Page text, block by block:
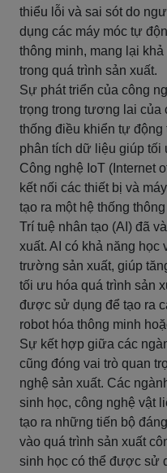
thiểu lỗi và sai sót do
dụng các máy móc tự
thông minh, mang lại
trong quá trình sản xuất.
Sự phát triển của công
trọng trong tương lai của
thống điều khiển tự động
phân tích dữ liệu giúp tối
Công nghệ IoT (Internet
kết nối các thiết bị và
tạo ra một hệ thống
Trí tuệ nhân tạo (AI) đã
xuất. AI có khả năng
trường sản xuất, giúp
tối ưu hóa quá trình sản
được sử dụng để tạo ra
robot hóa thông minh
Sự kết hợp giữa các
cũng đóng vai trò quan
nghệ sản xuất. Các
sinh học, công nghệ vật
tạo ra những tiến bộ
vào quá trình sản xuất
sinh học có thể được sử